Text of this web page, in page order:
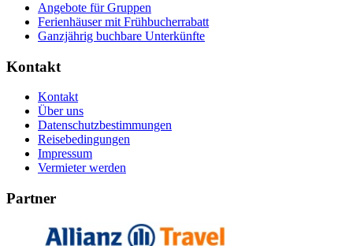
Angebote für Gruppen
Ferienhäuser mit Frühbucherrabatt
Ganzjährig buchbare Unterkünfte
Kontakt
Kontakt
Über uns
Datenschutzbestimmungen
Reisebedingungen
Impressum
Vermieter werden
Partner